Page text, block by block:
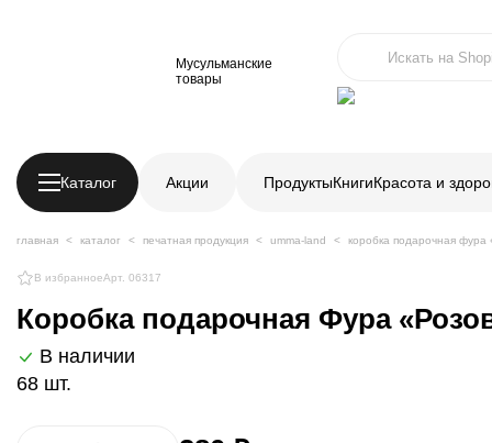
Мусульманские
товары
Каталог Акции ПродуктыКнигиКрасота и
главная каталог печатная продукция umma-land коробка подарочная
В избранноеАрт. 06317
Коробка подарочная Фура
В наличии
68 шт.